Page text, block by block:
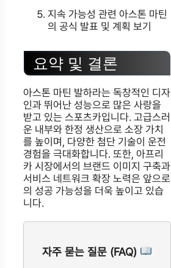
지속 가능성 관련 아스톤 마틴
의 공식 발표 및 계획 보기
요약 및 결론
아스톤 마틴 발하라는 독창적인 디자
인과 뛰어난 성능으로 많은 사랑을
받고 있는 스포츠카입니다. 고급스러
운 내부와 한정 생산으로 소장 가치
를 높이며, 다양한 첨단 기술이 운전
경험을 극대화합니다. 또한, 아프리
카 시장에서의 브랜드 이미지 구축과
서비스 네트워크 확장 노력은 앞으로
의 성공 가능성을 더욱 높이고 있습
니다.
자주 묻는 질문 (FAQ)